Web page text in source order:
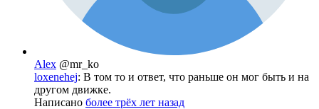
Alex @mr_ko
loxenehej: В том то и ответ, что раньше он мог быть и на
другом движке.
Написано более трёх лет назад